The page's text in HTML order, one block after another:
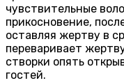
чувствительные
прикосновение,
оставляя жертву в
переваривает
створки опять
гостей.